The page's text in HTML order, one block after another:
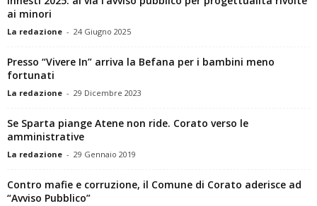
ai minori
La redazione - 24 Giugno 2025
Presso “Vivere In” arriva la Befana per i bambini meno
fortunati
La redazione - 29 Dicembre 2023
Se Sparta piange Atene non ride. Corato verso le
amministrative
La redazione - 29 Gennaio 2019
Contro mafie e corruzione, il Comune di Corato aderisce ad
“Avviso Pubblico”